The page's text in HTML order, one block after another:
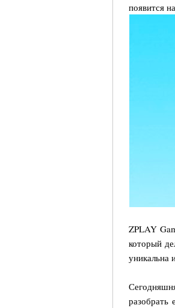
появится
ZPLAY
который
уникальна
разобрать